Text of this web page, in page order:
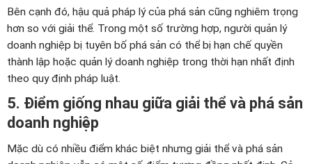
Bên cạnh đó, hậu quả pháp lý của phá sản cũng nghiêm trọng
hơn so với giải thể. Trong một số trường hợp, người quản lý
doanh nghiệp bị tuyên bố phá sản có thể bị hạn chế quyền
thành lập hoặc quản lý doanh nghiệp trong thời hạn nhất định
theo quy định pháp luật.
5. Điểm giống nhau giữa giải thể và phá sản
doanh nghiệp
Mặc dù có nhiều điểm khác biệt nhưng giải thể và phá sản